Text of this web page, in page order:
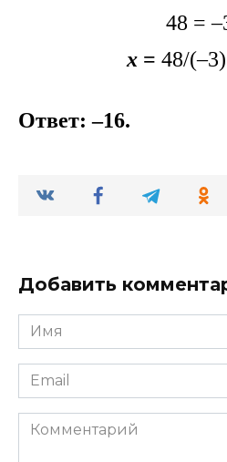
48 =
х= 48/
Ответ: –16.
Добавить
Имя
*
Email
*
Комментарий